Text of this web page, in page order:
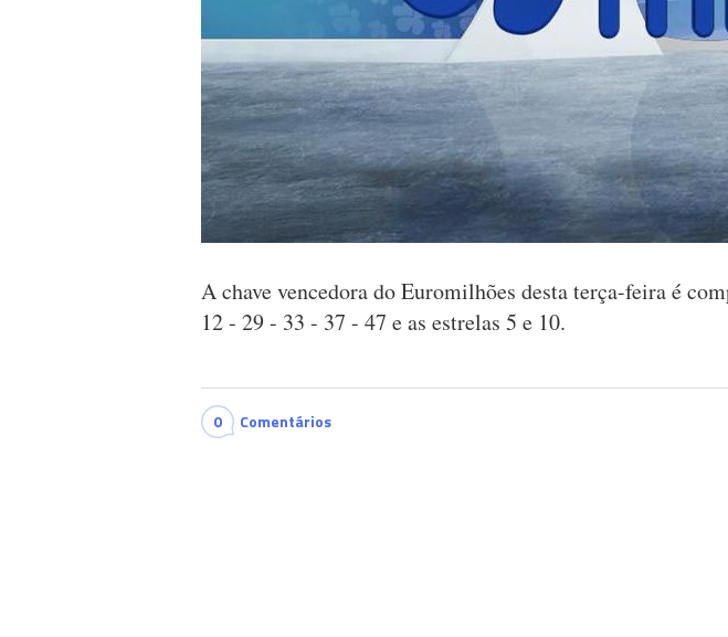
A chave vencedora do Euromilhões desta terça-feira é
12 - 29 - 33 - 37 - 47 e as estrelas 5 e 10.
0 Comentários